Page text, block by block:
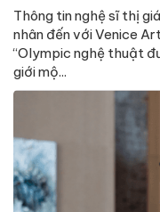
Thông tin nghệ sĩ thị
nhân đến với Venice
“Olympic nghệ thuật
giới mộ...